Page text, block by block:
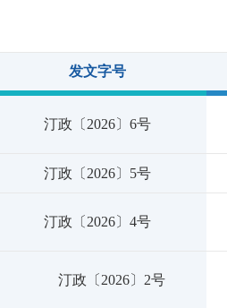
发文字号
汀政〔2026〕6号
汀政〔2026〕5号
汀政〔2026〕4号
汀政〔2026〕2号